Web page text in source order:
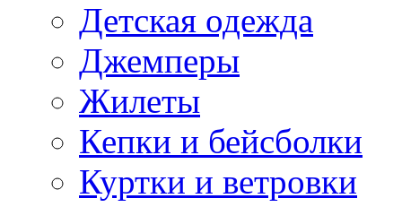
Детская одежда
Джемперы
Жилеты
Кепки и бейсболки
Куртки и ветровки